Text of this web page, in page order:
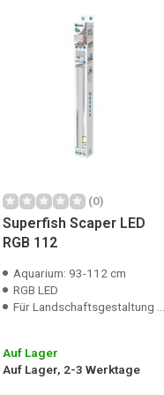
(0)
Superfish Scaper LED
RGB 112
Aquarium: 93-112 cm
RGB LED
Für Landschaftsgestaltung und Pflanzenwachstum
Auf Lager
Auf Lager, 2-3 Werktage